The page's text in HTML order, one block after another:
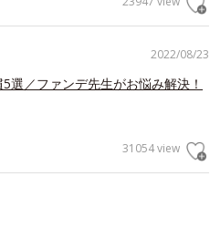
2022/08/23
選／ファンデ先生がお悩み解決！
31054 view